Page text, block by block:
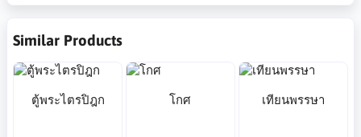
Similar Products
ตู้พระไตรปิฎก โกศ เทียนพรรษา